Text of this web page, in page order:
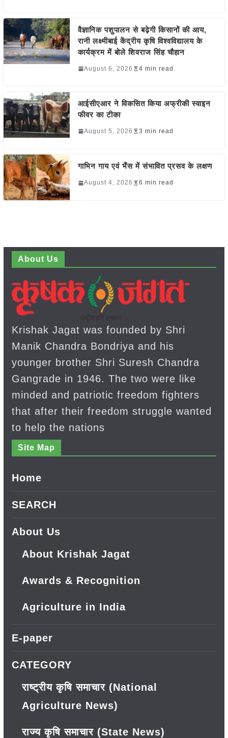
वैज्ञानिक पशुपालन से बढ़ेगी किसानों की आय,
रानी लक्ष्मीबाई केंद्रीय कृषि विश्वविद्यालय के
कार्यक्रम में बोले शिवराज सिंह चौहान
August 6, 2026 4 min read
आईसीएआर ने विकसित किया अफ्रीकी स्वाइन
फीवर का टीका
August 5, 2026 3 min read
गाभिन गाय एवं भैंस में संभावित प्रसव के लक्षण
August 4, 2026 6 min read
About Us
Krishak Jagat was founded by Shri
Manik Chandra Bondriya and his
younger brother Shri Suresh Chandra
Gangrade in 1946. The two were like
minded and patriotic freedom fighters
that after their freedom struggle wanted
to help the nations
Site Map
Home
SEARCH
About Us
About Krishak Jagat
Awards & Recognition
Agriculture in India
E-paper
CATEGORY
राष्ट्रीय कृषि समाचार (National
Agriculture News)
राज्य कृषि समाचार (State News)